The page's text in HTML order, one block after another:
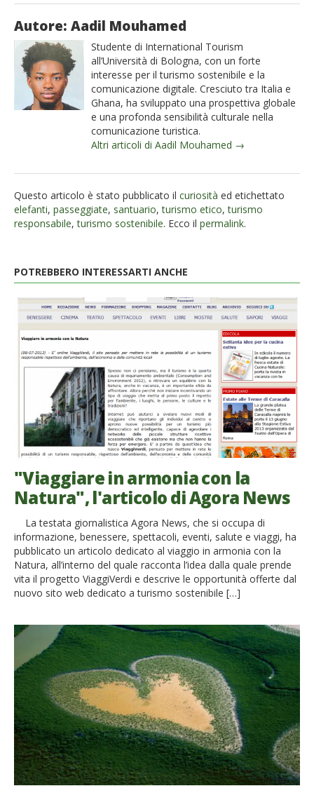
Autore: Aadil Mouhamed
Studente di International Tourism
all’Università di Bologna, con un forte
interesse per il turismo sostenibile e la
comunicazione digitale. Cresciuto tra Italia e
Ghana, ha sviluppato una prospettiva globale
e una profonda sensibilità culturale nella
comunicazione turistica.
Altri articoli di Aadil Mouhamed →
Questo articolo è stato pubblicato il curiosità ed etichettato
elefanti, passeggiate, santuario,turismo etico,turismo
responsabile,turismo sostenibile. Ecco il permalink.
POTREBBERO INTERESSARTI ANCHE
"Viaggiare in armonia con la
Natura", l'articolo di Agora News
La testata giornalistica Agora News, che si occupa di
informazione, benessere, spettacoli, eventi, salute e viaggi, ha
pubblicato un articolo dedicato al viaggio in armonia con la
Natura, all’interno del quale racconta l’idea dalla quale prende
vita il progetto ViaggiVerdi e descrive le opportunità offerte dal
nuovo sito web dedicato a turismo sostenibile […]